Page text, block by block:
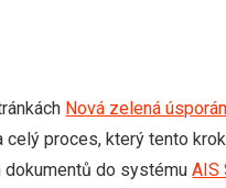
Nová zelená
proces, který tento
dokumentů do systémuAIS